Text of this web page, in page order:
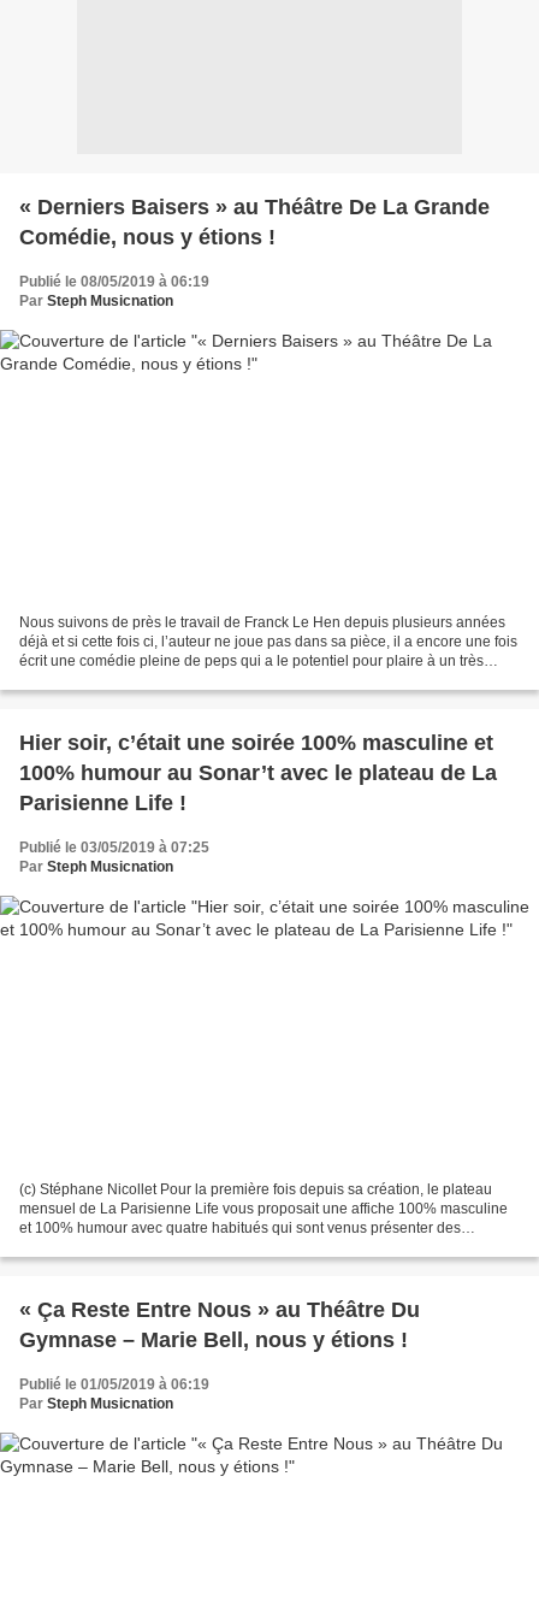
« Derniers Baisers » au Théâtre De La Grande
Comédie, nous y étions !
Publié le 08/05/2019 à 06:19
Par Steph Musicnation
Nous suivons de près le travail de Franck Le Hen depuis plusieurs années
déjà et si cette fois ci, l’auteur ne joue pas dans sa pièce, il a encore une fois
écrit une comédie pleine de peps qui a le potentiel pour plaire à un très
Hier soir, c’était une soirée 100% masculine et
100% humour au Sonar’t avec le plateau de La
Parisienne Life !
Publié le 03/05/2019 à 07:25
Par Steph Musicnation
(c) Stéphane Nicollet Pour la première fois depuis sa création, le plateau
mensuel de La Parisienne Life vous proposait une affiche 100% masculine
et 100% humour avec quatre habitués qui sont venus présenter des
« Ça Reste Entre Nous » au Théâtre Du
Gymnase – Marie Bell, nous y étions !
Publié le 01/05/2019 à 06:19
Par Steph Musicnation